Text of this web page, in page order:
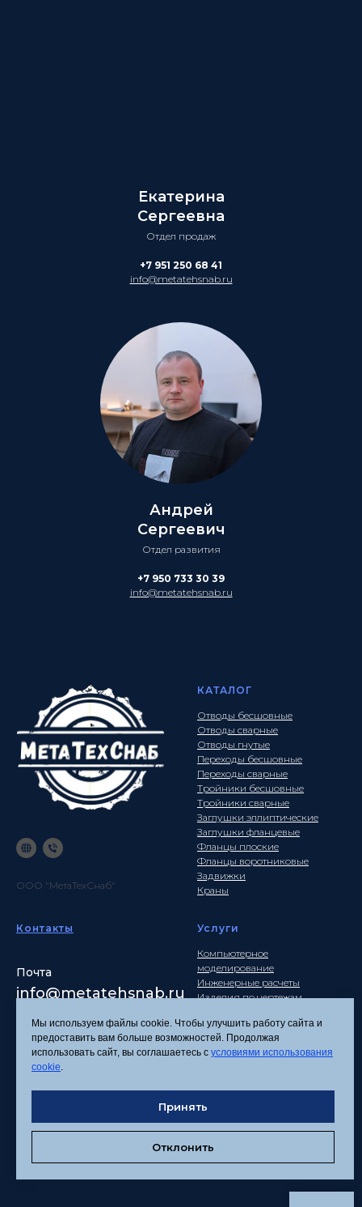
Екатерина
Сергеевна
Отдел продаж
+7 951 250 68 41
info@metatehsnab.ru
Андрей
Сергеевич
Отдел развития
+7 950 733 30 39
info@metatehsnab.ru
ООО "МетаТехСнаб"
КАТАЛОГ
Отводы бесшовные
Отводы сварные
Отводы гнутые
Переходы бесшовные
Переходы сварные
Тройники бесшовные
Тройники сварные
Заглушки эллиптические
Заглушки фланцевые
Фланцы плоские
Фланцы воротниковые
Задвижки
Краны
Контакты
Почта
info@metatehsnab.ru
Услуги
Компьютерное
моделирование
Инженерные расчеты
Изделия по чертежам
Политика
Согласие на обработку
персональных данных
Соглашение об
Мы используем файлы cookie. Чтобы улучшить работу сайта и
предоставить вам больше возможностей. Продолжая
использовать сайт, вы соглашаетесь с условиями использования
cookie.
Принять
Отклонить